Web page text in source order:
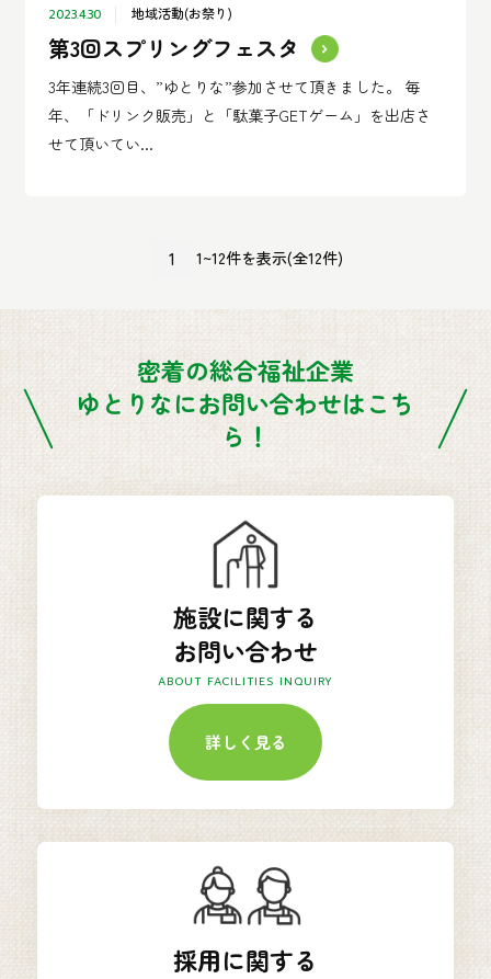
2023.4.30 地域活動(お祭り)
第3回スプリングフェスタ
3年連続3回目、”ゆとりな”参加させて頂きました。 毎
年、「ドリンク販売」と「駄菓子GETゲーム」を出店さ
せて頂いてい...
1 1~12件を表示(全12件)
密着の総合福祉企業
ゆとりなにお問い合わせはこち
ら！
施設に関する
お問い合わせ
ABOUT FACILITIES INQUIRY
詳しく見る
採用に関する